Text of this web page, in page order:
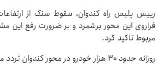
رییس پلیس راه کندوان، سقوط سنگ از
فراروی این محور برشمرد و بر ضرورت رفع این
مربوط تاکید کرد.
روزانه حدود ۳۰ هزار خودرو در محور کندوان تردد می کنند.